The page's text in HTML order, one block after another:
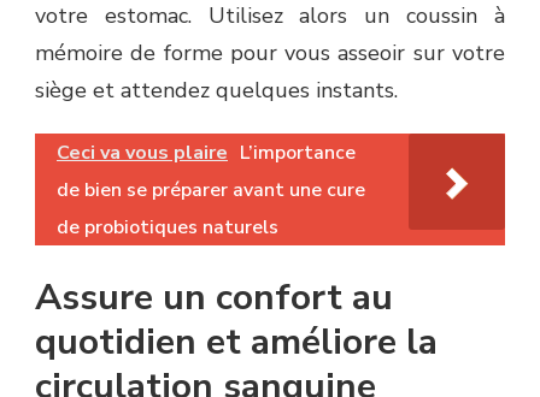
votre estomac. Utilisez alors un coussin à
mémoire de forme pour vous asseoir sur votre
siège et attendez quelques instants.
Ceci va vous plaire L’importance
de bien se préparer avant une cure
de probiotiques naturels
Assure un confort au
quotidien et améliore la
circulation sanguine